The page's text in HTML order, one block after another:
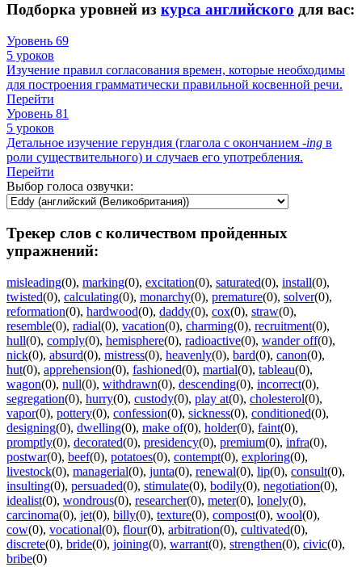
Подборка уровней из курса английского для вас:
Уровень 69
5 уроков
Изучение правил согласования времен, которые необходимы
для построения грамматически правильной косвенной речи.
Перейти
Уровень 81
5 уроков
Детальное изучение герундия (глагола с окончанием -ing в
роли существительного) и случаев его употребления.
Перейти
Выбор голоса озвучки:
Трекер слов с количеством пройденных
упражнений:
misleading(0), marking(0), excitation(0), saturated(0), install(0),
twisted(0), calculating(0), monarchy(0), premature(0), solver(0),
reformation(0), hardwood(0), daddy(0), cox(0), straw(0),
resemble(0), radial(0), vacation(0), charming(0), recruitment(0),
hull(0), comply(0), hemisphere(0), radioactive(0), wander off(0),
nick(0), absurd(0), mistress(0), heavenly(0), bard(0), canon(0),
hut(0), apprehension(0), fashioned(0), martial(0), tableau(0),
wagon(0), null(0), withdrawn(0), descending(0), incorrect(0),
segregation(0), hurry(0), custody(0), play at(0), cholesterol(0),
vapor(0), pottery(0), confession(0), sickness(0), conditioned(0),
designing(0), dwelling(0), make of(0), holder(0), faint(0),
promptly(0), decorated(0), presidency(0), premium(0), infra(0),
postwar(0), beef(0), potatoes(0), contempt(0), exploring(0),
livestock(0), managerial(0), junta(0), renewal(0), lip(0), consult(0),
insulting(0), persuaded(0), stimulate(0), bodily(0), negotiation(0),
idealist(0), wondrous(0), researcher(0), meter(0), lonely(0),
carcinoma(0), jet(0), billy(0), texture(0), compost(0), wool(0),
cow(0), vocational(0), flour(0), arbitration(0), cultivated(0),
discrete(0), bride(0), joining(0), warrant(0), strengthen(0), civic(0),
bribe(0)